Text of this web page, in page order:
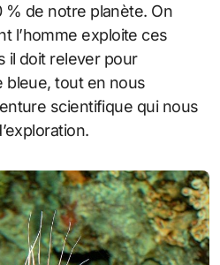
de notre planète. On
l’homme exploite ces
il doit relever pour
bleue, tout en nous
scientifique qui nous